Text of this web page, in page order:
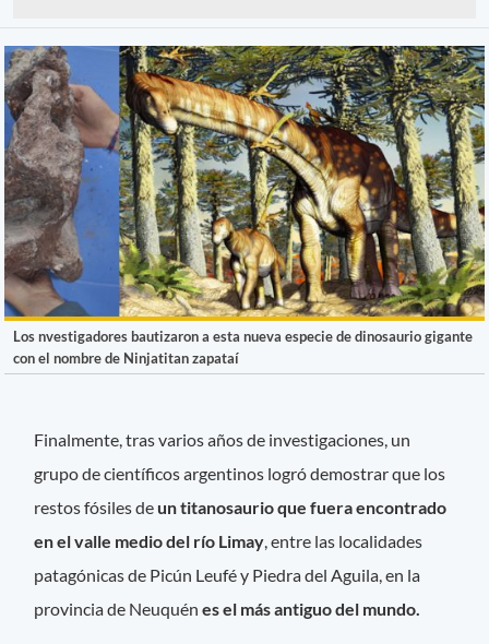
Los nvestigadores bautizaron a esta nueva especie de dinosaurio gigante
con el nombre de Ninjatitan zapataí
Finalmente, tras varios años de investigaciones, un
grupo de científicos argentinos logró demostrar que los
restos fósiles de un titanosaurio que fuera encontrado
en el valle medio del río Limay , entre las localidades
patagónicas de Picún Leufé y Piedra del Aguila, en la
provincia de Neuquénes el más antiguo del mundo.